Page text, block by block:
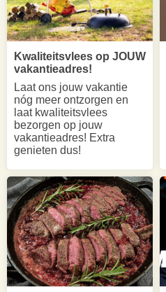
Kwaliteitsvlees op JOUW
vakantieadres!
Laat ons jouw vakantie
nóg meer ontzorgen en
laat kwaliteitsvlees
bezorgen op jouw
vakantieadres! Extra
genieten dus!